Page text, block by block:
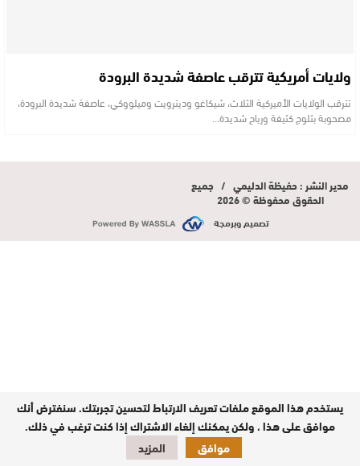
ولايات أمريكية تترقب عاصفة شديدة البرودة
تترقب الولايات الأميركية الثلاث، شيكاغو وديترويت وميلووكي، عاصفة شديدة البرودة،
مصحوبة بثلوج كثيفة ورياح شديدة…
مدير النشر : حفيظة الدليمي / جميع
الحقوق محفوظة © 2026
تصميم وبرمجة
يستخدم هذا الموقع ملفات تعريف الارتباط لتحسين تجربتك. سنفترض أنك
موافق على هذا ، ولكن يمكنك إلغاء الاشتراك إذا كنت ترغب في ذلك.
موافق
المزيد